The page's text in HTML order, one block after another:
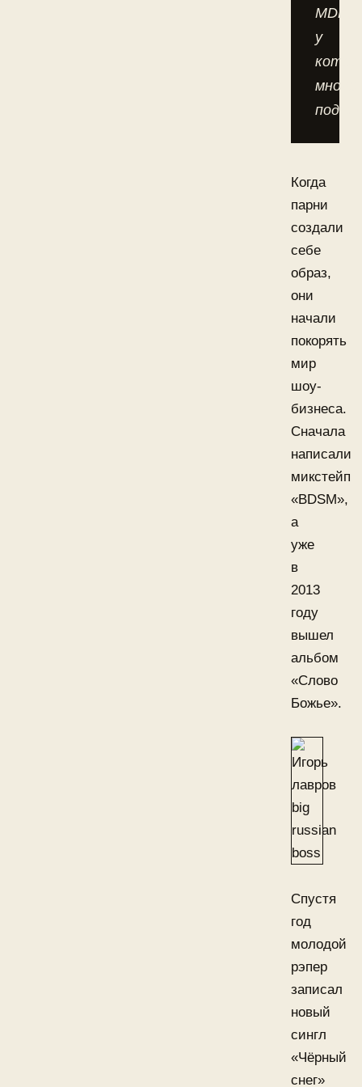
MDK,
у
много
Когда
парни
создали
себе
образ,
они
начали
покорять
мир
шоу-
бизнеса.
Сначала
написали
микстейп
«BDSM»,
а
уже
в
2013
году
вышел
альбом
«Слово
Божье».
Спустя
год
молодой
рэпер
записал
новый
сингл
«Чёрный
снег»